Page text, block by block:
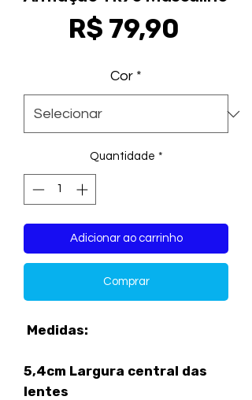
R$ 79,90
Cor *
Quantidade *
Adicionar ao carrinho
Comprar
Medidas:
5,4cm Largura central das
lentes